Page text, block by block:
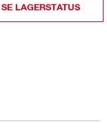
SE LAGERSTATUS